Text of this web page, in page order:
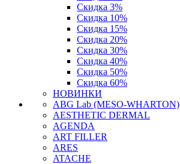
Скидка 3%
Скидка 10%
Скидка 15%
Скидка 20%
Скидка 30%
Скидка 40%
Скидка 50%
Скидка 60%
НОВИНКИ
ABG Lab (MESO-WHARTON)
AESTHETIC DERMAL
AGENDA
ART FILLER
ARES
ATACHE